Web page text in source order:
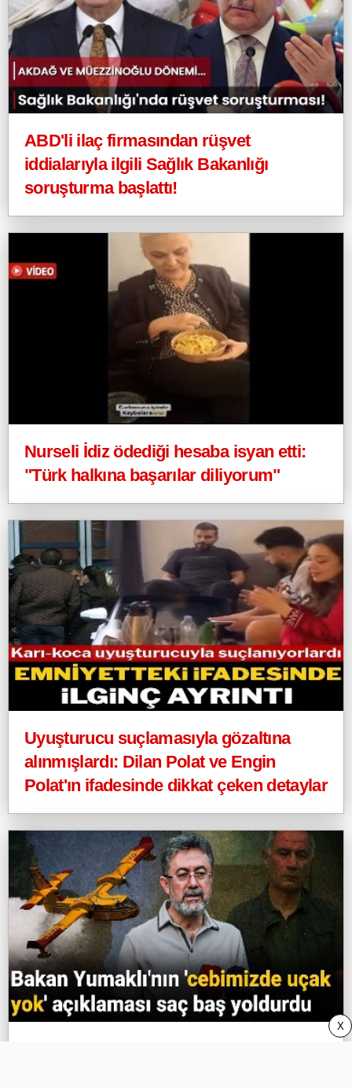
ABD'li ilaç firmasından rüşvet
iddialarıyla ilgili Sağlık Bakanlığı
soruşturma başlattı!
Nurseli İdiz ödediği hesaba isyan etti:
"Türk halkına başarılar diliyorum"
Uyuşturucu suçlamasıyla gözaltına
alınmışlardı: Dilan Polat ve Engin
Polat'ın ifadesinde dikkat çeken detaylar
X